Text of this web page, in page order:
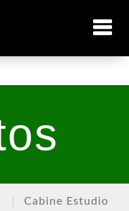
Cabine Estudio